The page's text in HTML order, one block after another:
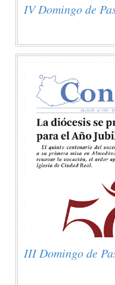
IV Domingo de
III Domingo de